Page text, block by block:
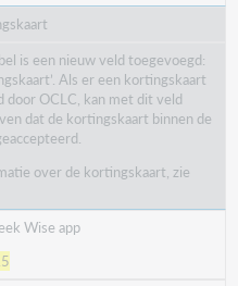
is een nieuw veld toegevoegd:
Als er een kortingskaart
door OCLC, kan met dit veld
dat de kortingskaart binnen de
over de kortingskaart, zie
Wise app